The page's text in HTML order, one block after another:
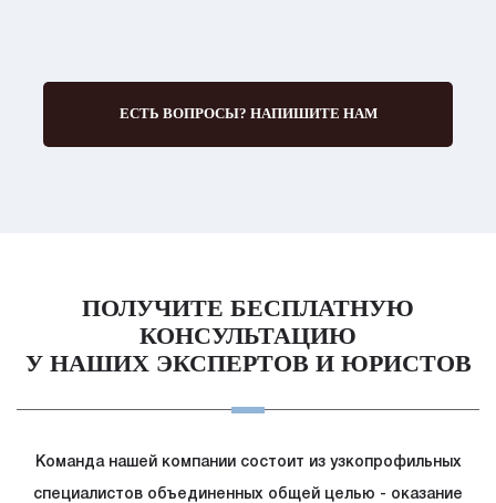
ЕСТЬ ВОПРОСЫ? НАПИШИТЕ НАМ
ПОЛУЧИТЕ БЕСПЛАТНУЮ
КОНСУЛЬТАЦИЮ
У НАШИХ ЭКСПЕРТОВ И ЮРИСТОВ
Команда нашей компании состоит из узкопрофильных
специалистов объединенных общей целью - оказание